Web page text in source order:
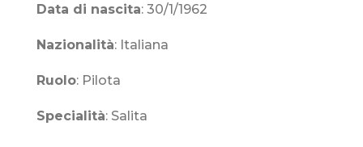
Data di nascita: 30/1/1962
Nazionalità: Italiana
Ruolo: Pilota
Specialità: Salita